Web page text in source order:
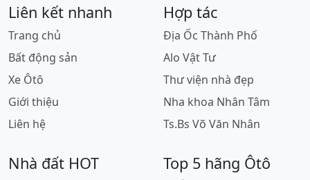
Liên kết nhanh
Trang chủ
Bất động sản
Xe Ôtô
Giới thiệu
Liên hệ
Hợp tác
Địa Ốc Thành Phố
Alo Vật Tư
Thư viện nhà đẹp
Nha khoa Nhân Tâm
Ts.Bs Võ Văn Nhân
Nhà đất HOT Top 5 hãng Ôtô